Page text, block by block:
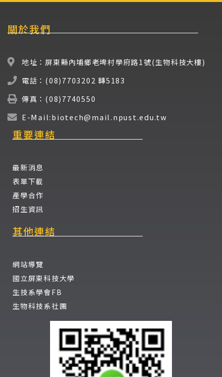
關於我們
地址：屏東縣內埔鄉老埤村學府路1號(生物科技大樓)
電話：(08)7703202 轉5183
傳真：(08)7740550
E-Mail:biotech@mail.npust.edu.tw
重要連結
最新消息
表單下載
產學合作
招生資訊
其他連結
網站導覽
國立屏東科技大學
生技系學會FB
生物科技系社團